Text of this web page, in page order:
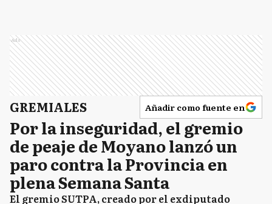
Ads
GREMIALES Añadir como fuente en
Por la inseguridad, el gremio
de peaje de Moyano lanzó un
paro contra la Provincia en
plena Semana Santa
El gremio SUTPA, creado por el exdiputado